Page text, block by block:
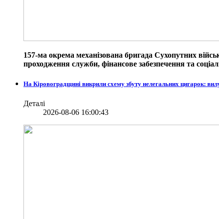
157-ма окрема механізована бригада Сухопутних
проходження служби, фінансове забезпечення та
На Кіровоградщині викрили схему збуту нелегальних цигарок:
Деталі
2026-08-06 16:00:43